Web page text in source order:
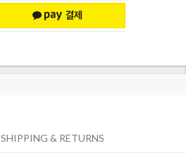
SHIPPING & RETURNS